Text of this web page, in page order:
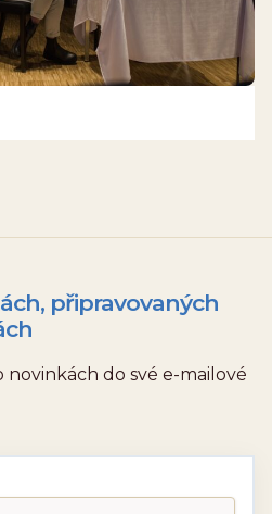
připravovaných
do své e-mailové